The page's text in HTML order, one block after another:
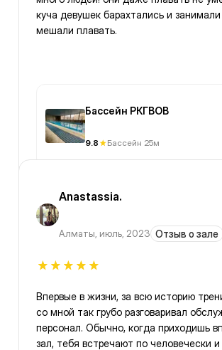
куча девушек барахтались и
мешали плавать.
Бассейн РКГВОВ
9.8 Бассейн 25м
Anastassia.
Алматы, июль, 2023 Отзыв о зале
Впервые в жизни, за всю историю
со мной так грубо разговаривал
персонал. Обычно, когда приходишь впервые в новый
зал, тебя встречают по человечески